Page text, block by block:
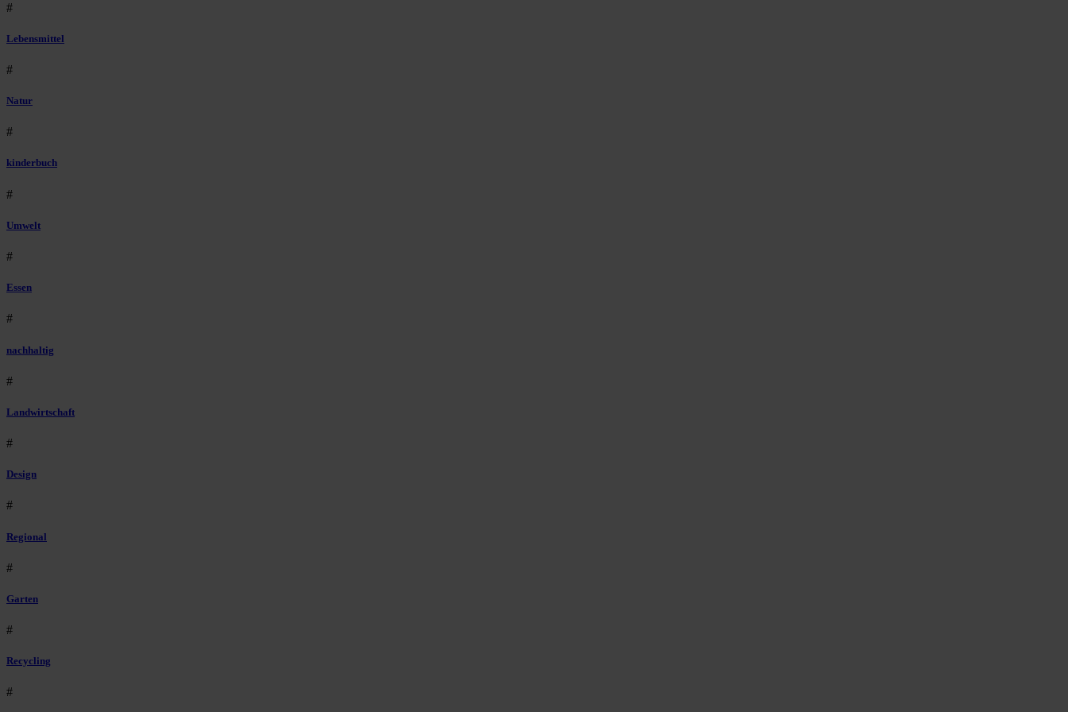
#
Lebensmittel
#
Natur
#
kinderbuch
#
Umwelt
#
Essen
#
nachhaltig
#
Landwirtschaft
#
Design
#
Regional
#
Garten
#
Recycling
#